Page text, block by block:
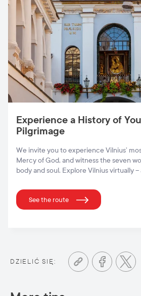
Experience a History of
Pilgrimage
We invite you to experience Vilnius’
Mercy of God, and witness the seven
body and soul. Explore Vilnius virtually
See the route
DZIELIĆ SIĘ: